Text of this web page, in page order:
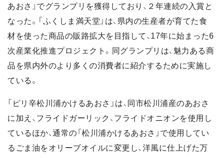
あおさ」でグランプリを獲得しており、２年連続の入賞と
なった。「ふくしま満天堂」は、県内の生産者が育てた食
材を使った商品の販路拡大を目指して、17年に始まった6
次産業化推進プロジェクト。同グランプリは、魅力ある商
品を県内外のより多くの消費者に紹介するために実施し
ている。
「ピリ辛松川浦かけるあおさ」は、同市松川浦産のあおさ
に加え、フライドガーリック、フライドオニオンを使用し
ているほか、通常の「松川浦かけるあおさ」で使用してい
るごま油をオリーブオイルに変更し、洋風に仕上げた万